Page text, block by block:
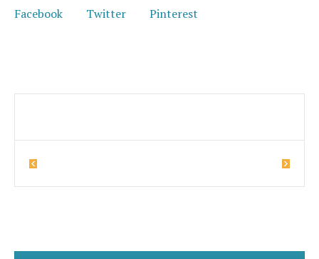
Facebook Twitter Pinterest